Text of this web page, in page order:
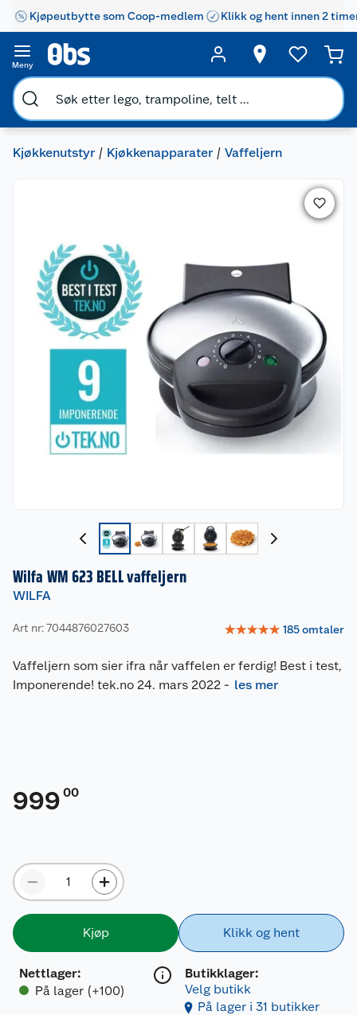
Kjøpeutbytte som Coop-medlem Klikk og hent innen 2
Meny
Kjøkkenutstyr Kjøkkenapparater Vaffeljern
Wilfa WM 623 BELL vaffeljern
WILFA
Art nr: 7044876027603 ☆☆☆☆☆ 185omtaler
Vaffeljern som sier ifra når vaffelen er ferdig! Best i test,
Imponerende! tek.no 24. mars 2022 - les mer
999 00
Kjøp
Nettlager:
På lager (+100)
Klikk og hent
Butikklager:
Velg butikk
På lager i 31 butikker